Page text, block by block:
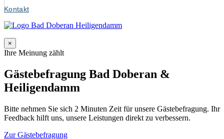
Kontakt
×
Ihre Meinung zählt
Gästebefragung Bad Doberan &
Heiligendamm
Bitte nehmen Sie sich 2 Minuten Zeit für unsere Gästebefragung. Ihr
Feedback hilft uns, unsere Leistungen direkt zu verbessern.
Zur Gästebefragung